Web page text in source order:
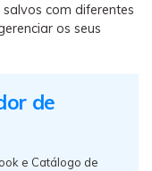
com diferentes
os seus
de
e Catálogo de